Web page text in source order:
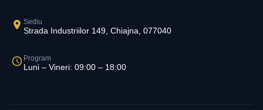
Sediu
Strada Industriilor 149, Chiajna, 077040
Program
Luni – Vineri: 09:00 – 18:00